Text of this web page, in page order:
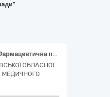
ДК 021:2015-33600000-6 Фармацевтична продукція (ДОТАВІСТ, р-н для ін'єкцій 279,32 мг/мл (0,5 ммоль/мл), фл. 15 мл, №1; ДОТАВІСТ, р-н для ін'єкцій 279,32 мг/мл (0,5 ммоль/мл), фл. 20 мл, №1)
ОБЛАСНОЇ
МЕДИЧНОГО